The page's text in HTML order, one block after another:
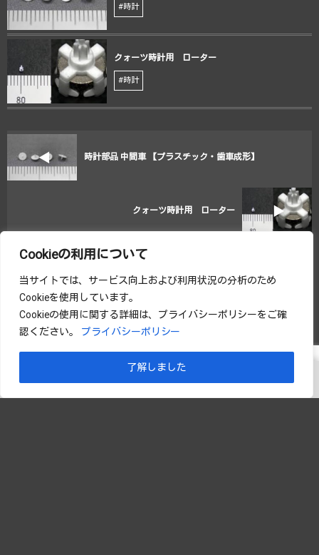
Cookieの利用について
当サイトでは、サービス向上および利用状況の分析のため
Cookieを使用しています。
Cookieの使用に関する詳細は、プライバシーポリシーをご確
認ください。
プライバシーポリシー
了解しました
#時計
クォーツ時計用 ローター
#時計
時計部品 中間車 【プラスチック・歯車成形】
クォーツ時計用 ローター